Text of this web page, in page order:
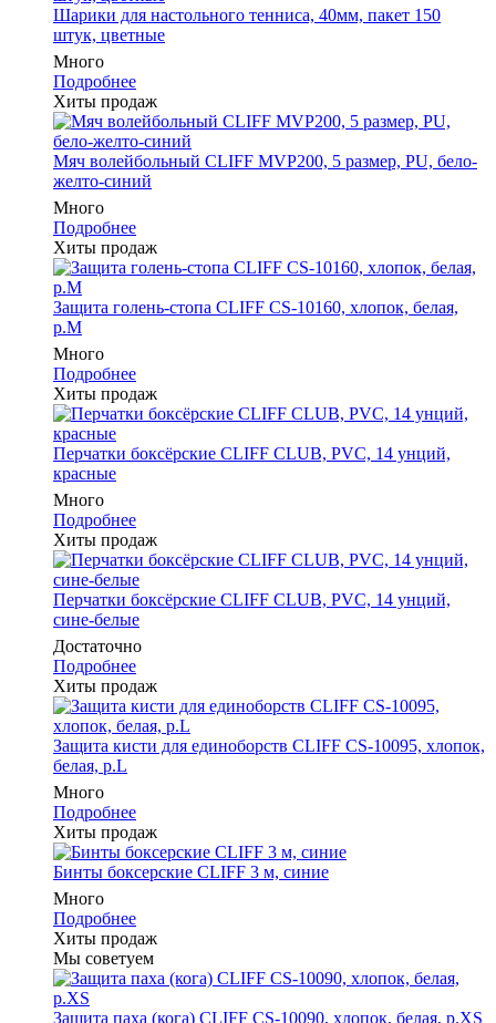
Шарики для настольного тенниса, 40мм, пакет 150
штук, цветные
Много
Подробнее
Хиты продаж
Мяч волейбольный CLIFF MVP200, 5 размер, PU, бело-
желто-синий
Много
Подробнее
Хиты продаж
Защита голень-стопа CLIFF CS-10160, хлопок, белая,
р.M
Много
Подробнее
Хиты продаж
Перчатки боксёрские CLIFF CLUB, PVC, 14 унций,
красные
Много
Подробнее
Хиты продаж
Перчатки боксёрские CLIFF CLUB, PVC, 14 унций,
сине-белые
Достаточно
Подробнее
Хиты продаж
Защита кисти для единоборств CLIFF CS-10095, хлопок,
белая, р.L
Много
Подробнее
Хиты продаж
Бинты боксерские CLIFF 3 м, синие
Много
Подробнее
Хиты продаж
Мы советуем
Защита паха (кога) CLIFF CS-10090, хлопок, белая, р.XS